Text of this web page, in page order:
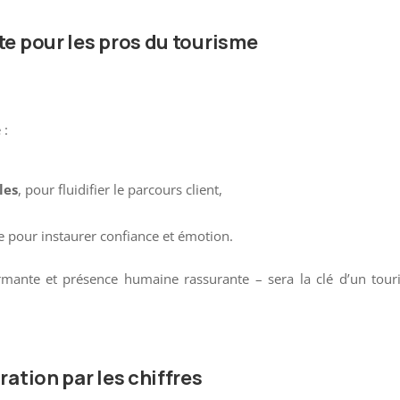
pour les pros du tourisme
:
, pour fluidifier le parcours client,
pour instaurer confiance et émotion.
et présence humaine rassurante – sera la clé d’un
par les chiffres